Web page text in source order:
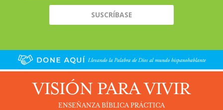
VISIÓN PARA VIVIR
ENSEÑANZA BÍBLICA PRÁCTICA